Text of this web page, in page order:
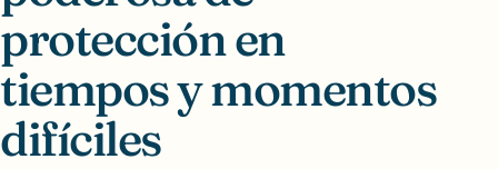
protección en
tiempos y momentos
difíciles